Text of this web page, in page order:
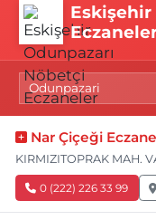
Eskişehir
Nar Çiçeği
KIRMIZITOPRAK MAH.
0 (222) 226 33 99